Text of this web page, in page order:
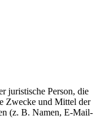
juristische Person, die
Zwecke und Mittel der
(z. B. Namen, E-Mail-